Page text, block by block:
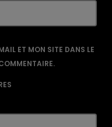
ET MON SITE DANS LE